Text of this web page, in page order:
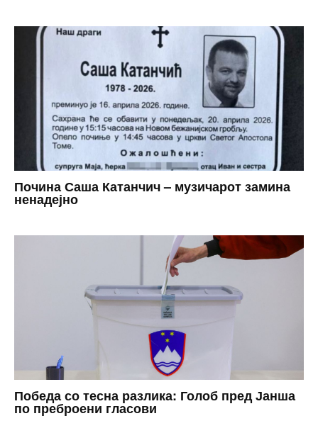
Почина Саша Катанчич – музичарот замина
ненадејно
Победа со тесна разлика: Голоб пред Јанша
по преброени гласови